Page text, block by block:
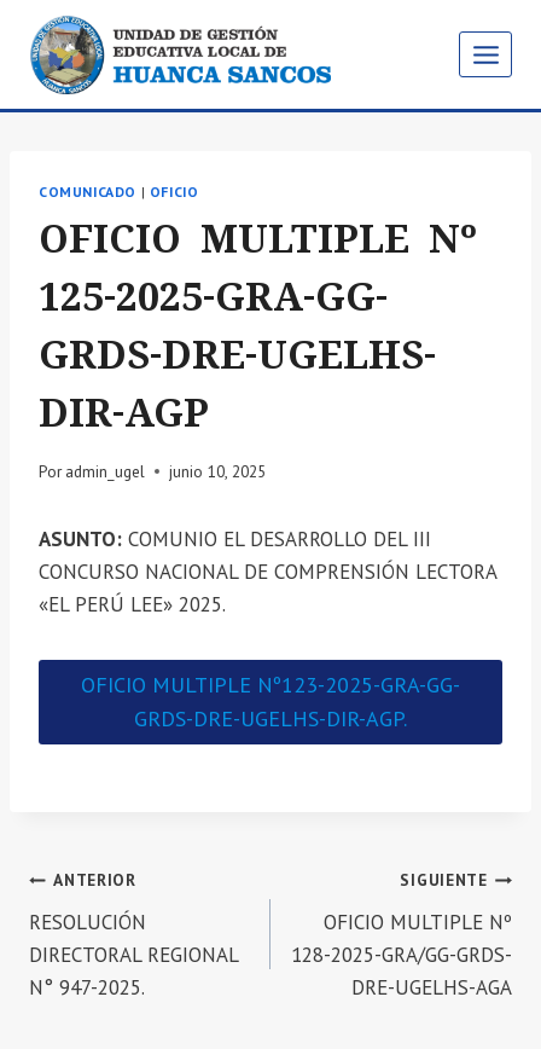
Saltar
contenido
COMUNICADO | OFICIO
OFICIO MULTIPLE Nº
125-2025-GRA-GG-
GRDS-DRE-UGELHS-
DIR-AGP
Por admin_ugel junio 10, 2025
ASUNTO: COMUNIO EL DESARROLLO DEL III
CONCURSO NACIONAL DE COMPRENSIÓN LECTORA
«EL PERÚ LEE» 2025.
OFICIO MULTIPLE Nº123-2025-GRA-GG-
GRDS-DRE-UGELHS-DIR-AGP.
Navegación
de
entradas
ANTERIOR
RESOLUCIÓN
DIRECTORAL REGIONAL
N° 947-2025.
SIGUIENTE
OFICIO MULTIPLE Nº
128-2025-GRA/GG-GRDS-
DRE-UGELHS-AGA